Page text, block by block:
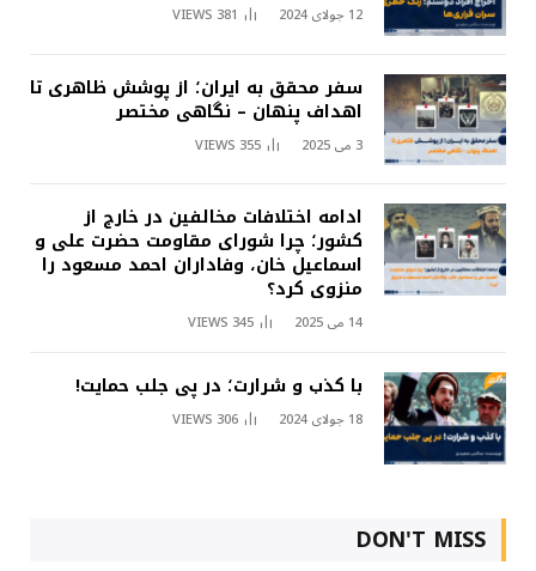
12 جولای 2024 381
VIEWS
سفر محقق به ایران؛ از پوشش ظاهری تا
اهداف پنهان – نگاهی مختصر
3 می 2025 355
VIEWS
ادامه اختلافات مخالفین در خارج از
کشور؛ چرا شورای مقاومت حضرت علی و
اسماعیل خان، وفاداران احمد مسعود را
منزوی کرد؟
14 می 2025 345
VIEWS
با کذب و شرارت؛ در پی جلب حمایت!
18 جولای 2024 306
VIEWS
DON'T MISS